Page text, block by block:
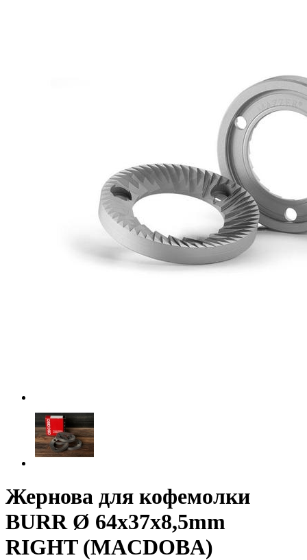
Жернова для кофемолки
BURR Ø 64x37x8,5mm
RIGHT (MACDOBA)